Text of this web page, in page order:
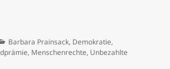
gute Antworten von Barbara
Kategorien
Barbara Prainsack, Demokratie,
, Menschenrechte, Unbezahlte